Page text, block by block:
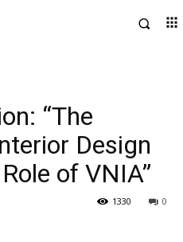
“The
Design
of VNIA”
0
1330